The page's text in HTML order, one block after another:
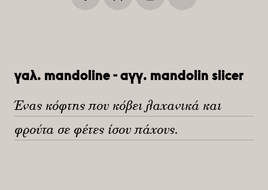
γαλ. mandoline - αγγ. mandolin slicer
Ένας κόφτης που κόβει λαχανικά και
φρούτα σε φέτες ίσου πάχους.